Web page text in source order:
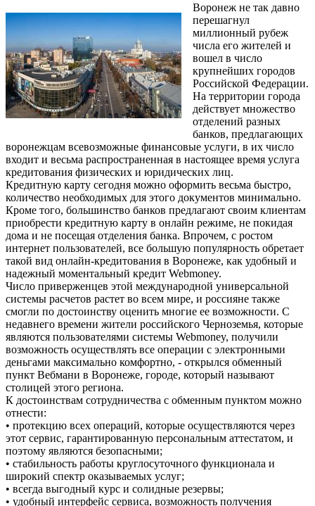
Воронеж не так давно
перешагнул
миллионный рубеж
числа его жителей и
вошел в число
крупнейших городов
Российской Федерации.
На территории города
действует множество
отделений разных
банков, предлагающих
воронежцам всевозможные финансовые услуги, в их число
входит и весьма распространенная в настоящее время услуга
кредитования физических и юридических лиц.
Кредитную карту сегодня можно оформить весьма быстро,
количество необходимых для этого документов минимально.
Кроме того, большинство банков предлагают своим клиентам
приобрести кредитную карту в онлайн режиме, не покидая
дома и не посещая отделения банка. Впрочем, с ростом
интернет пользователей, все большую популярность обретает
такой вид онлайн-кредитования в Воронеже, как удобный и
надежный моментальный кредит Webmoney.
Число приверженцев этой международной универсальной
системы расчетов растет во всем мире, и россияне также
смогли по достоинству оценить многие ее возможности. С
недавнего времени жители российского Черноземья, которые
являются пользователями системы Webmoney, получили
возможность осуществлять все операции с электронными
деньгами максимально комфортно, - открылся обменный
пункт Вебмани в Воронеже, городе, который называют
столицей этого региона.
К достоинствам сотрудничества с обменным пунктом можно
отнести:
• протекцию всех операций, которые осуществляются через
этот сервис, гарантированную персональным аттестатом, и
поэтому являются безопасными;
• стабильность работы круглосуточного функционала и
широкий спектр оказываемых услуг;
• всегда выгодный курс и солидные резервы;
• удобный интерфейс сервиса, возможность получения